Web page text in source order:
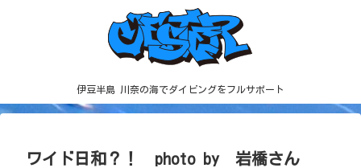
伊豆半島 川奈の海でダイビングをフルサポート
ワイド日和？！ photo by 岩橋さん